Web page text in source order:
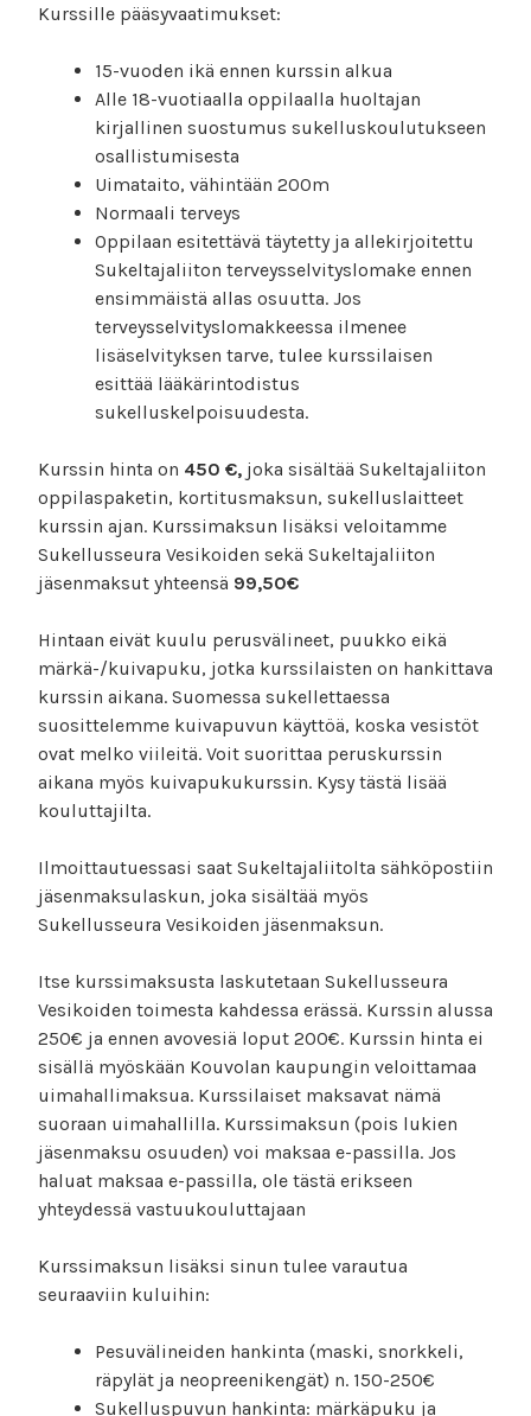
Kurssille pääsyvaatimukset:
15-vuoden ikä ennen kurssin alkua
Alle 18-vuotiaalla oppilaalla huoltajan
kirjallinen suostumus sukelluskoulutukseen
osallistumisesta
Uimataito, vähintään 200m
Normaali terveys
Oppilaan esitettävä täytetty ja allekirjoitettu
Sukeltajaliiton terveysselvityslomake ennen
ensimmäistä allas osuutta. Jos
terveysselvityslomakkeessa ilmenee
lisäselvityksen tarve, tulee kurssilaisen
esittää lääkärintodistus
sukelluskelpoisuudesta.
Kurssin hinta on 450 €, joka sisältää Sukeltajaliiton
oppilaspaketin, kortitusmaksun, sukelluslaitteet
kurssin ajan. Kurssimaksun lisäksi veloitamme
Sukellusseura Vesikoiden sekä Sukeltajaliiton
jäsenmaksut yhteensä 99,50€
Hintaan eivät kuulu perusvälineet, puukko eikä
märkä-/kuivapuku, jotka kurssilaisten on hankittava
kurssin aikana. Suomessa sukellettaessa
suosittelemme kuivapuvun käyttöä, koska vesistöt
ovat melko viileitä. Voit suorittaa peruskurssin
aikana myös kuivapukukurssin. Kysy tästä lisää
kouluttajilta.
Ilmoittautuessasi saat Sukeltajaliitolta sähköpostiin
jäsenmaksulaskun, joka sisältää myös
Sukellusseura Vesikoiden jäsenmaksun.
Itse kurssimaksusta laskutetaan Sukellusseura
Vesikoiden toimesta kahdessa erässä. Kurssin alussa
250€ ja ennen avovesiä loput 200€. Kurssin hinta ei
sisällä myöskään Kouvolan kaupungin veloittamaa
uimahallimaksua. Kurssilaiset maksavat nämä
suoraan uimahallilla. Kurssimaksun (pois lukien
jäsenmaksu osuuden) voi maksaa e-passilla. Jos
haluat maksaa e-passilla, ole tästä erikseen
yhteydessä vastuukouluttajaan
Kurssimaksun lisäksi sinun tulee varautua
seuraaviin kuluihin:
Pesuvälineiden hankinta (maski, snorkkeli,
räpylät ja neopreenikengät) n. 150-250€
Sukelluspuvun hankinta: märkäpuku ja